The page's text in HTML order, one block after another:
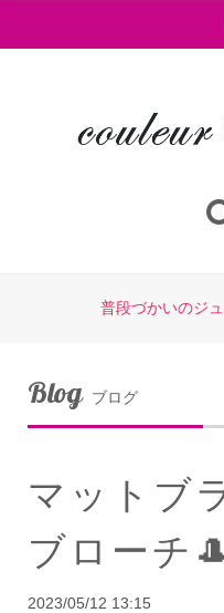
普段づかいのジ
Blog ブログ
マットブ
ブローチ
2023/05/12 13:15